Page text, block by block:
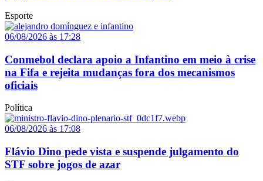
Esporte
06/08/2026 às 17:28
Conmebol declara apoio a Infantino em meio à crise
na Fifa e rejeita mudanças fora dos mecanismos
oficiais
Política
06/08/2026 às 17:08
Flávio Dino pede vista e suspende julgamento do
STF sobre jogos de azar